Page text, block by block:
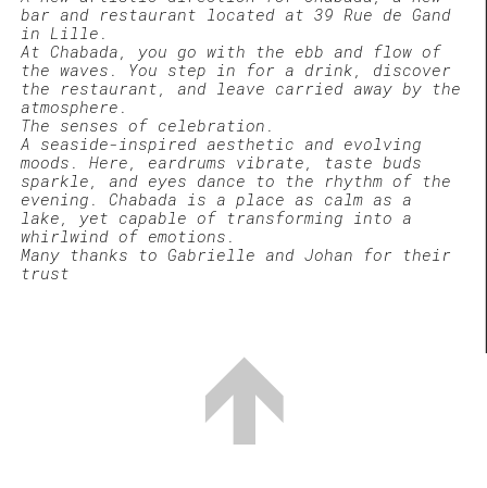
bar and restaurant located at 39 Rue de Gand
in Lille.
At Chabada, you go with the ebb and flow of
the waves. You step in for a drink, discover
the restaurant, and leave carried away by the
atmosphere.
The senses of celebration.
A seaside-inspired aesthetic and evolving
moods. Here, eardrums vibrate, taste buds
sparkle, and eyes dance to the rhythm of the
evening. Chabada is a place as calm as a
lake, yet capable of transforming into a
whirlwind of emotions.
Many thanks to Gabrielle and Johan for their
trust
↑